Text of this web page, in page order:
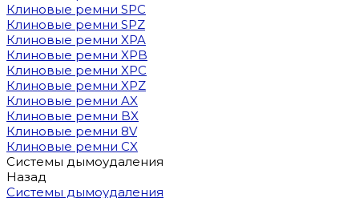
Клиновые ремни SPC
Клиновые ремни SPZ
Клиновые ремни XPA
Клиновые ремни XPB
Клиновые ремни XPC
Клиновые ремни XPZ
Клиновые ремни AX
Клиновые ремни BX
Клиновые ремни 8V
Клиновые ремни CX
Системы дымоудаления
Назад
Системы дымоудаления